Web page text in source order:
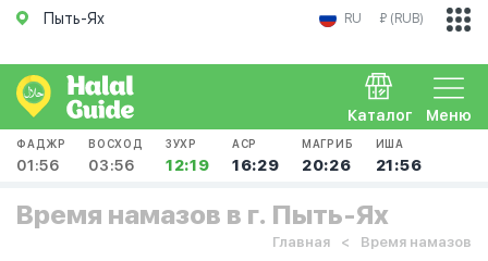
Пыть-Ях RU ₽ (RUB)
Меню
Каталог
ФАДЖР
01:56
ВОСХОД
03:56
ЗУХР
12:19
АСР
16:29
МАГРИБ
20:26
ИША
21:56
Время намазов в г. Пыть-Ях
Главная Время намазов